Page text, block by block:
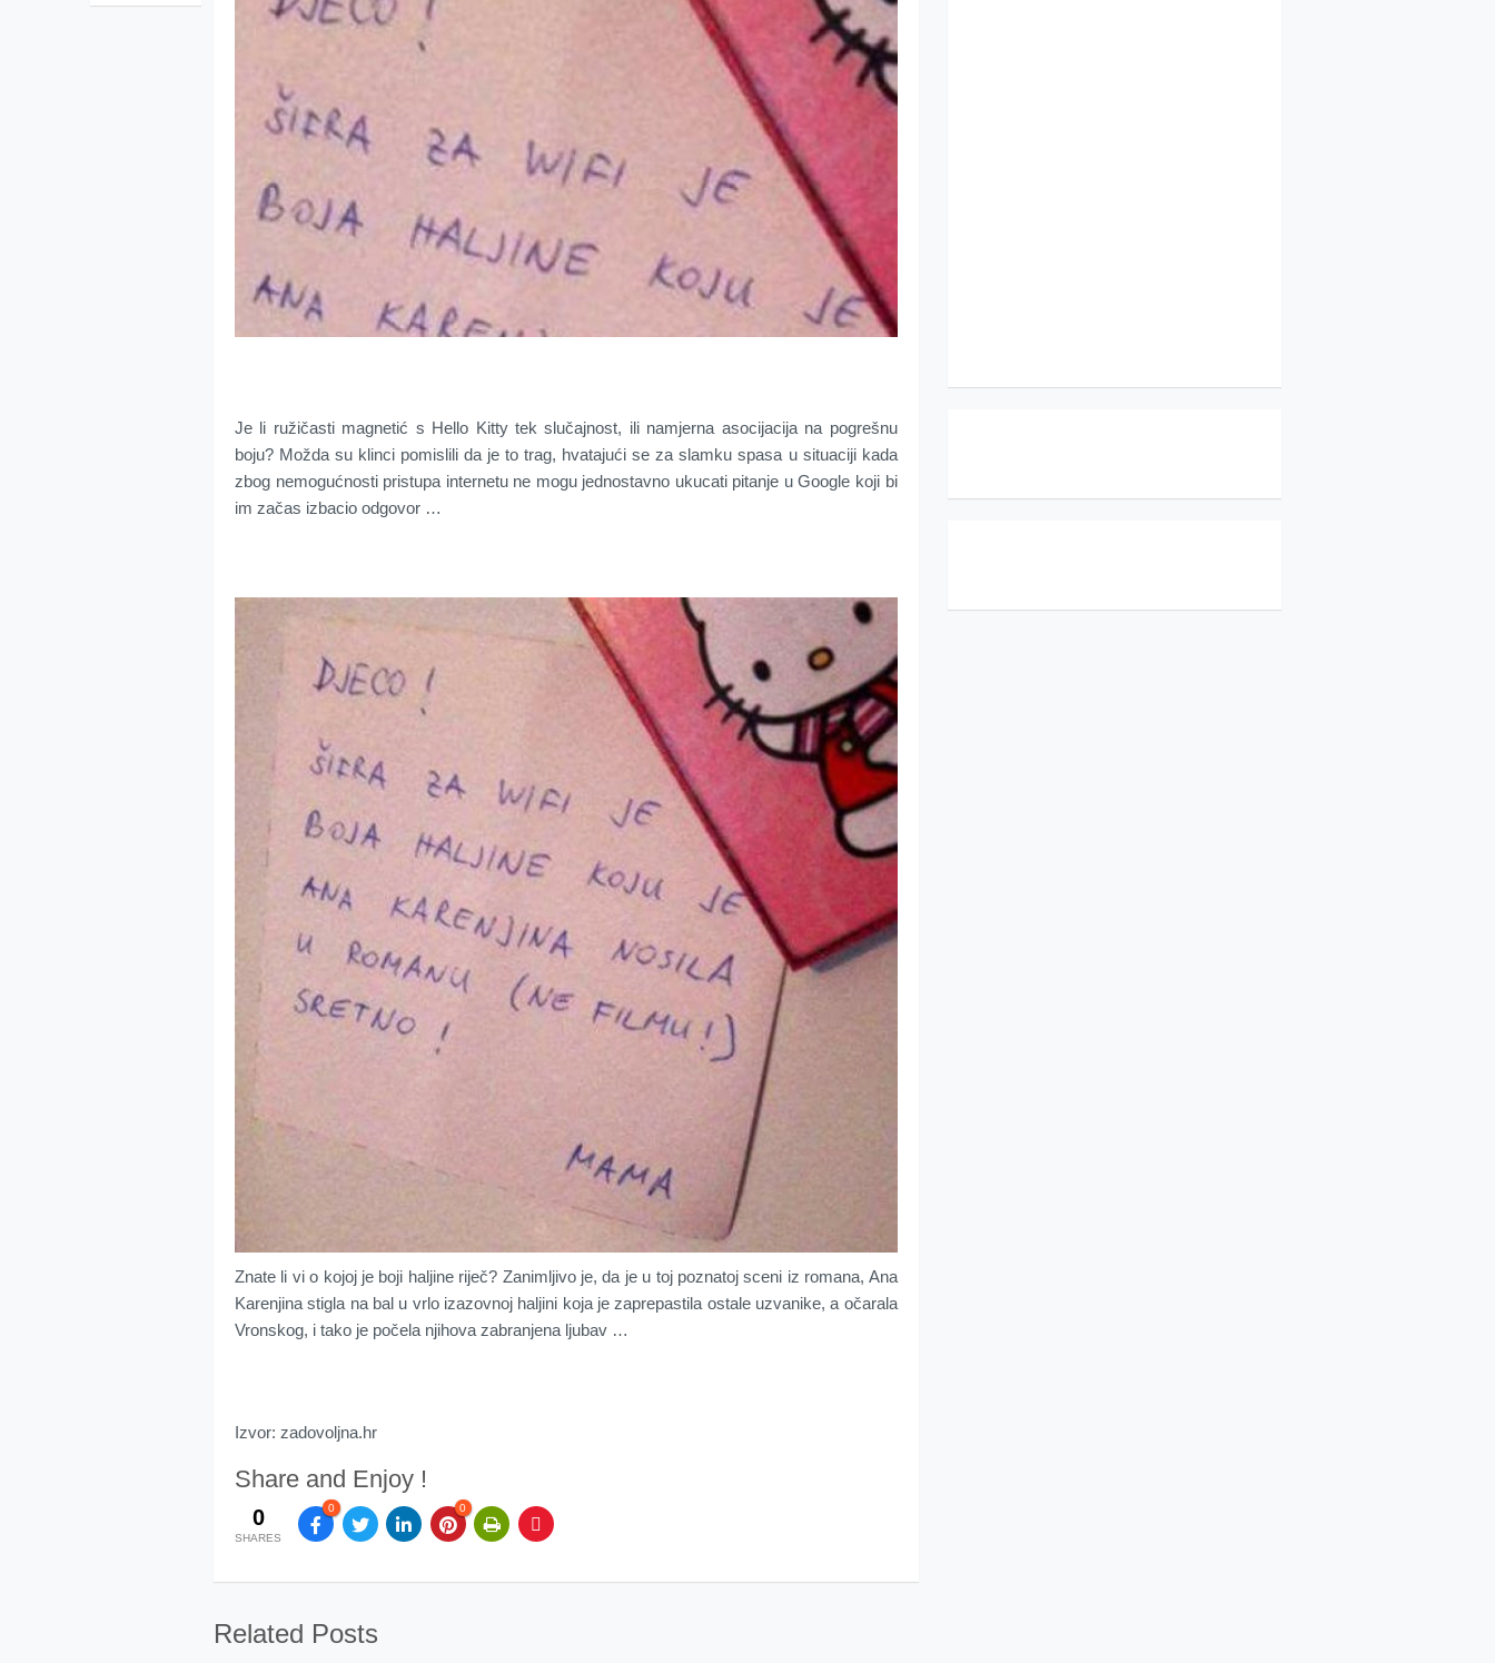
Je li ružičasti magnetić s Hello Kitty tek slučajnost, ili namjerna asocijacija na pogrešnu
boju? Možda su klinci pomislili da je to trag, hvatajući se za slamku spasa u situaciji kada
zbog nemogućnosti pristupa internetu ne mogu jednostavno ukucati pitanje u Google koji bi
im začas izbacio odgovor …
Znate li vi o kojoj je boji haljine riječ? Zanimljivo je, da je u toj poznatoj sceni iz romana, Ana
Karenjina stigla na bal u vrlo izazovnoj haljini koja je zaprepastila ostale uzvanike, a očarala
Vronskog, i tako je počela njihova zabranjena ljubav …
Izvor: zadovoljna.hr
Share and Enjoy !
0
SHARES
0 0
Related Posts